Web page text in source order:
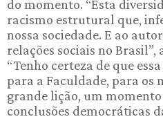
do momento. “Esta
racismo estrutural que,
nossa sociedade. E ao
relações sociais no Brasil”,
“Tenho certeza de que
para a Faculdade, para os
grande lição, um
conclusões democráticas